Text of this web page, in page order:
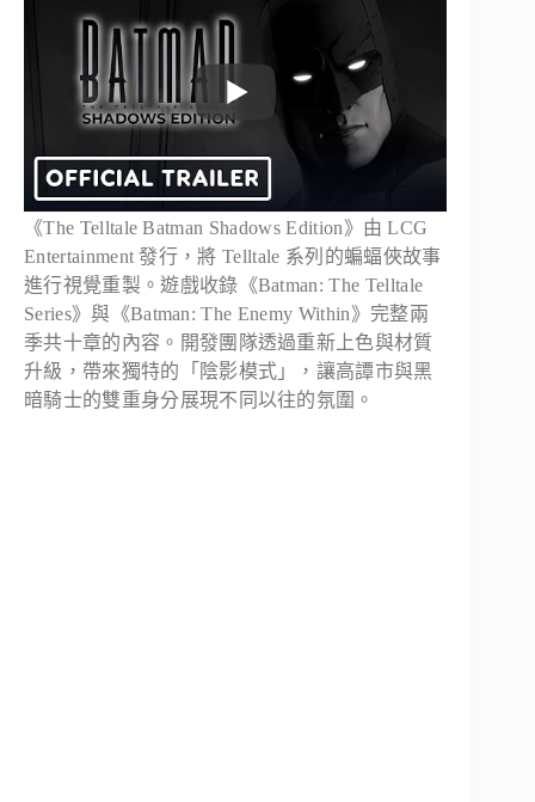
《The Telltale Batman Shadows Edition》由 LCG
Entertainment 發行，將 Telltale 系列的蝙蝠俠故事
進行視覺重製。遊戲收錄《Batman: The Telltale
Series》與《Batman: The Enemy Within》完整兩
季共十章的內容。開發團隊透過重新上色與材質
升級，帶來獨特的「陰影模式」，讓高譚市與黑
暗騎士的雙重身分展現不同以往的氛圍。